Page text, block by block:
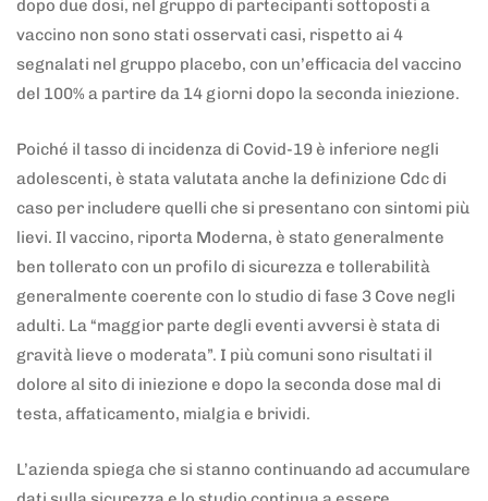
dopo due dosi, nel gruppo di partecipanti sottoposti a
vaccino non sono stati osservati casi, rispetto ai 4
segnalati nel gruppo placebo, con un’efficacia del vaccino
del 100% a partire da 14 giorni dopo la seconda iniezione.
Poiché il tasso di incidenza di Covid-19 è inferiore negli
adolescenti, è stata valutata anche la definizione Cdc di
caso per includere quelli che si presentano con sintomi più
lievi. Il vaccino, riporta Moderna, è stato generalmente
ben tollerato con un profilo di sicurezza e tollerabilità
generalmente coerente con lo studio di fase 3 Cove negli
adulti. La “maggior parte degli eventi avversi è stata di
gravità lieve o moderata”. I più comuni sono risultati il
dolore al sito di iniezione e dopo la seconda dose mal di
testa, affaticamento, mialgia e brividi.
L’azienda spiega che si stanno continuando ad accumulare